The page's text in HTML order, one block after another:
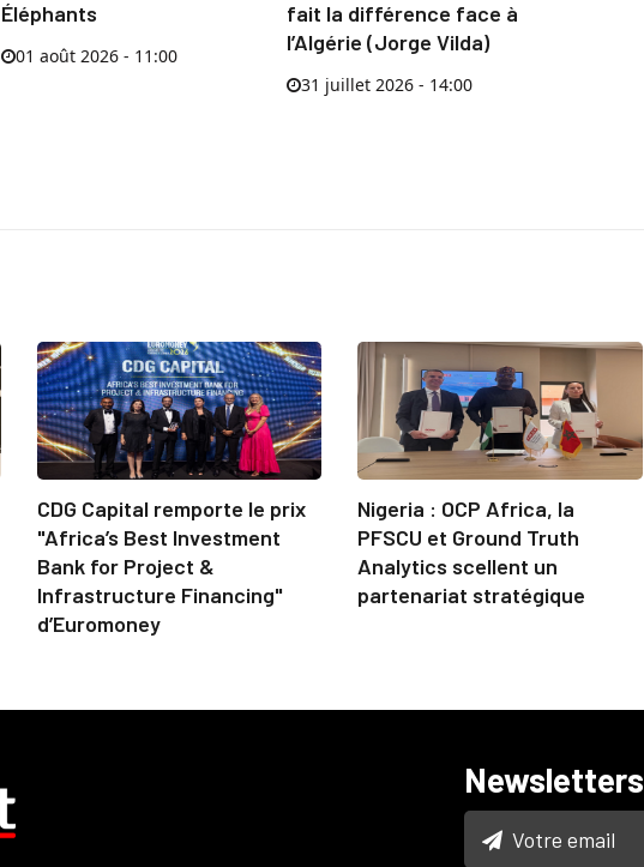
Éléphants
01 août 2026 - 11:00
fait la différence face à
l’Algérie (Jorge Vilda)
31 juillet 2026 - 14:00
CDG Capital remporte le prix
"Africa’s Best Investment
Bank for Project &
Infrastructure Financing"
d’Euromoney
Nigeria : OCP Africa, la
PFSCU et Ground Truth
Analytics scellent un
partenariat stratégique
Newsletters